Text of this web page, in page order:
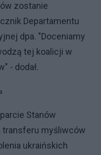
zostanie
Departamentu
dpa. "Doceniamy
tej koalicji w
- dodał.
Stanów
transferu myśliwców
ukraińskich